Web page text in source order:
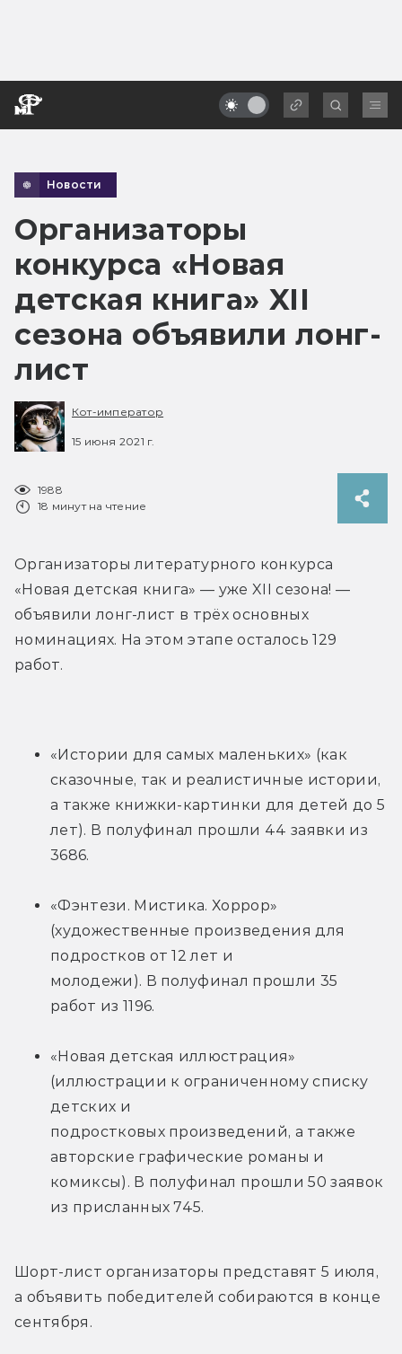
Новости
Организаторы
конкурса «Новая
детская книга» XII
сезона объявили лонг-
лист
Кот-император
15 июня 2021 г.
1988
18 минут на чтение
Организаторы литературного конкурса
«Новая детская книга» — уже XII сезона! —
объявили лонг-лист в трёх основных
номинациях. На этом этапе осталось 129
работ.
«Истории для самых маленьких» (как
сказочные, так и реалистичные истории,
а также книжки-картинки для детей до 5
лет). В полуфинал прошли 44 заявки из
3686.
«Фэнтези. Мистика. Хоррор»
(художественные произведения для
подростков от 12 лет и
молодежи). В полуфинал прошли 35
работ из 1196.
«Новая детская иллюстрация»
(иллюстрации к ограниченному списку
детских и
подростковых произведений, а также
авторские графические романы и
комиксы). В полуфинал прошли 50 заявок
из присланных 745.
Шорт-лист организаторы представят 5 июля,
а объявить победителей собираются в конце
сентября.